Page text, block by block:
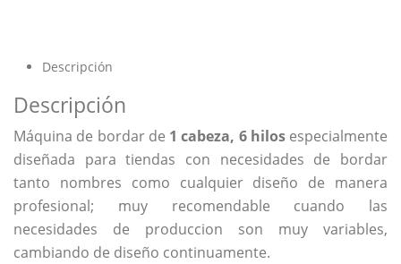
Descripción
Descripción
Máquina de bordar de 1 cabeza, 6 hilosespecialmente
diseñada para tiendas con necesidades de bordar
tanto nombres como cualquier diseño de manera
profesional; muy recomendable cuando las
necesidades de produccion son muy variables,
cambiando de diseño continuamente.